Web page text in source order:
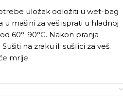
uložak odložiti u wet-bag
u mašini za veš isprati u hladnoj
60°-90°C. Nakon pranja
na zraku ili sušilici za veš.
mrlje.